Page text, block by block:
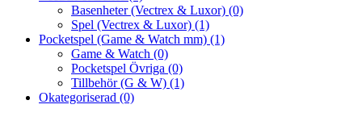
Basenheter (Vectrex & Luxor) (0)
Spel (Vectrex & Luxor) (1)
Pocketspel (Game & Watch mm) (1)
Game & Watch (0)
Pocketspel Övriga (0)
Tillbehör (G & W) (1)
Okategoriserad (0)